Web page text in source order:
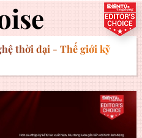
thời đại - Thế giới kỹ